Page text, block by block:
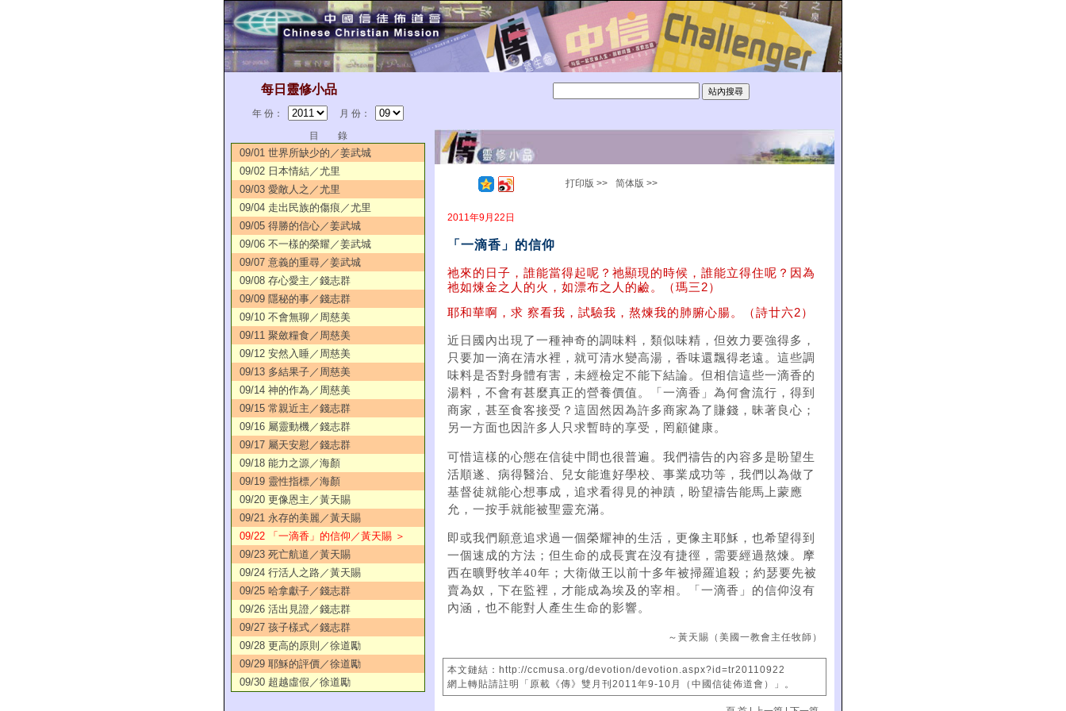
每日靈修小品
年 份：
月 份：
目 錄
09/01 世界所缺少的／姜武城
09/02 日本情結／尤里
09/03 愛敵人之／尤里
09/04 走出民族的傷痕／尤里
09/05 得勝的信心／姜武城
09/06 不一樣的榮耀／姜武城
09/07 意義的重尋／姜武城
09/08 存心愛主／錢志群
09/09 隱秘的事／錢志群
09/10 不會無聊／周慈美
09/11 聚斂糧食／周慈美
09/12 安然入睡／周慈美
09/13 多結果子／周慈美
09/14 神的作為／周慈美
09/15 常親近主／錢志群
09/16 屬靈動機／錢志群
09/17 屬天安慰／錢志群
09/18 能力之源／海顏
09/19 靈性指標／海顏
09/20 更像恩主／黃天賜
09/21 永存的美麗／黃天賜
09/22 「一滴香」的信仰／黃天賜 ＞
09/23 死亡航道／黃天賜
09/24 行活人之路／黃天賜
09/25 哈拿獻子／錢志群
09/26 活出見證／錢志群
09/27 孩子樣式／錢志群
09/28 更高的原則／徐道勵
09/29 耶穌的評價／徐道勵
09/30 超越虛假／徐道勵
打印版 >> 简体版 >>
2011年9月22日
「一滴香」的信仰
祂來的日子，誰能當得起呢？祂顯現的時候，誰能立得住呢？因為
祂如煉金之人的火，如漂布之人的鹼。（瑪三2）
耶和華啊，求 察看我，試驗我，熬煉我的肺腑心腸。（詩廿六2）
近日國內出現了一種神奇的調味料，類似味精，但效力要強得多，
只要加一滴在清水裡，就可清水變高湯，香味還飄得老遠。這些調
味料是否對身體有害，未經檢定不能下結論。但相信這些一滴香的
湯料，不會有甚麼真正的營養價值。「一滴香」為何會流行，得到
商家，甚至食客接受？這固然因為許多商家為了賺錢，昧著良心；
另一方面也因許多人只求暫時的享受，罔顧健康。
可惜這樣的心態在信徒中間也很普遍。我們禱告的內容多是盼望生
活順遂、病得醫治、兒女能進好學校、事業成功等，我們以為做了
基督徒就能心想事成，追求看得見的神蹟，盼望禱告能馬上蒙應
允，一按手就能被聖靈充滿。
即或我們願意追求過一個榮耀神的生活，更像主耶穌，也希望得到
一個速成的方法；但生命的成長實在沒有捷徑，需要經過熬煉。摩
西在曠野牧羊40年；大衛做王以前十多年被掃羅追殺；約瑟要先被
賣為奴，下在監裡，才能成為埃及的宰相。「一滴香」的信仰沒有
內涵，也不能對人產生生命的影響。
～黃天賜（美國一教會主任牧師）
本文鏈結：http://ccmusa.org/devotion/devotion.aspx?id=tr20110922
網上轉貼請註明「原載《傳》雙月刊2011年9-10月（中國信徒佈道會）」。